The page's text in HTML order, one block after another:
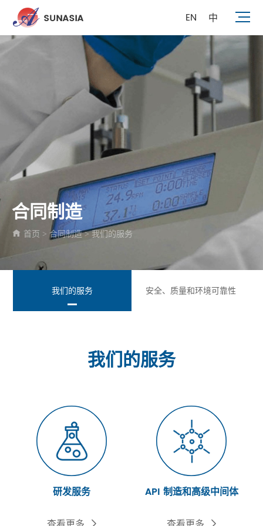
EN 中
合同制造
首页 > 合同制造 > 我们的服务
我们的服务 安全、质量和环境可靠性
我们的服务
研发服务 API 制造和高级中间体